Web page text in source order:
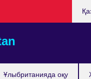
Ұлыбританияда оқу